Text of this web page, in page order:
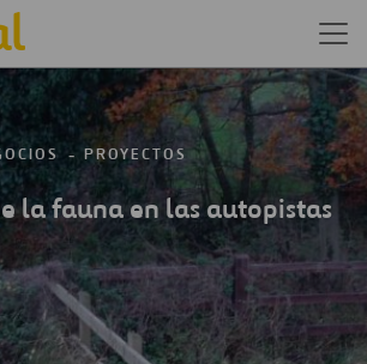
PROYECTOS
la fauna en las autopistas